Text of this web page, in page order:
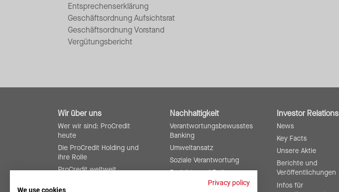
Entsprechenserklärung
Geschäftsordnung Aufsichtsrat
Geschäftsordnung Vorstand
Vergütungsbericht
Wir über uns
Wer wir sind: ProCredit
heute
Die ProCredit Holding und
ihre Rolle
ProCredit weltweit
Nachhaltigkeit
Verantwortungsbewusstes
Banking
Umweltansatz
Soziale Verantwortung
Berichte und Rating
Investor Relations
News
Key Facts
Unsere Aktie
Berichte und
Veröffentlichungen
Infos für
Privacy policy
We use cookies